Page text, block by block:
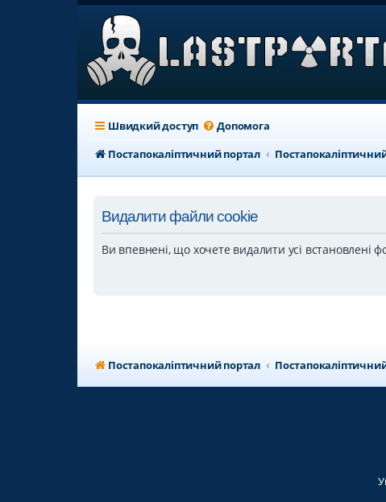
Швидкий доступ Допомога
Постапокаліптичний портал
Видалити файли cookie
Ви впевнені, що хочете видалити усі встановлені
Постапокаліптичний портал